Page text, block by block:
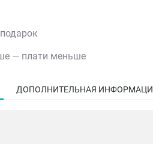
— плати меньше
ДОПОЛНИТЕЛЬНАЯ ИНФОРМАЦИЯ